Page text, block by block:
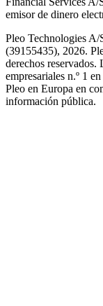
emisor de dinero
Pleo Technologies
(39155435), 2026.
derechos reservados.
empresariales n.º 1
Pleo en Europa en
información pública.